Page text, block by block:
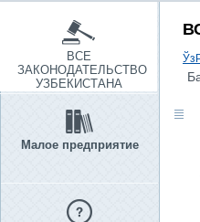
ВСЕ
ЗАКОНОДАТЕЛЬСТВО
УЗБЕКИСТАНА
Малое предприятие